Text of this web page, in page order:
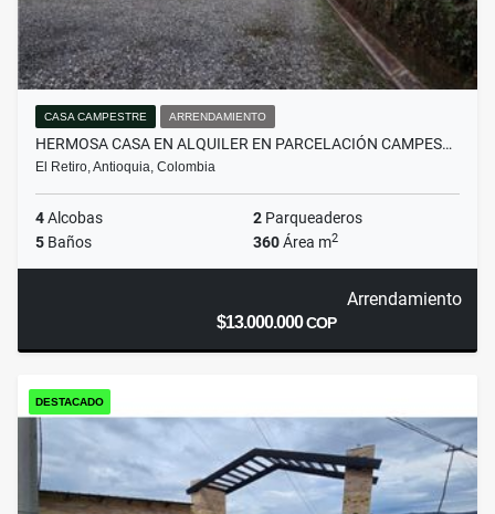
CASA CAMPESTRE ARRENDAMIENTO
HERMOSA CASA EN ALQUILER EN PARCELACIÓN CAMPES…
El Retiro, Antioquia, Colombia
4Alcobas 2 Parqueaderos
5 Baños 360Área m2
Arrendamiento
$13.000.000COP
DESTACADO